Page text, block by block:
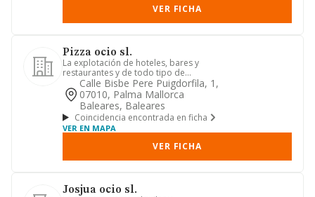
VER FICHA
Pizza ocio sl.
La explotación de hoteles, bares y
restaurantes y de todo tipo de
negociosde restauración y hostele...
Calle Bisbe Pere Puigdorfila, 1,
07010, Palma Mallorca
Baleares, Baleares
Coincidencia encontrada en ficha
VER EN MAPA
VER FICHA
Josjua ocio sl.